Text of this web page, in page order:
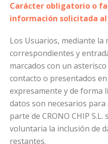
Carácter obligatorio o
información solicitada al
Los Usuarios, mediante la
correspondientes y
marcados con un
contacto o presentados
expresamente y de forma
datos son necesarios
parte de CRONO CHIP
voluntaria la inclusión de
restantes.